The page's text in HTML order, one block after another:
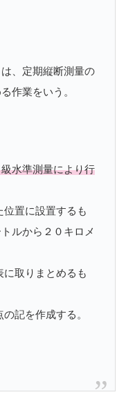
、定期縦断測量の
作業をいう。
水準測量により行
位置に設置するも
ルから２０キロメ
に取りまとめるも
記を作成する。